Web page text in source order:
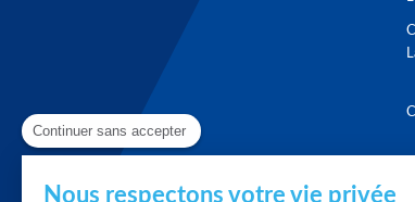
Continuer sans accepter
Nous respectons votre vie privée